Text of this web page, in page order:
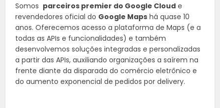
Somos parceiros premier do Google Cloud e
revendedores oficial do Google Maps há quase 10
anos. Oferecemos acesso a plataforma de Maps (e a
todas as APIs e funcionalidades) e também
desenvolvemos soluções integradas e personalizadas
a partir das APIs, auxiliando organizações a saírem na
frente diante da disparada do comércio eletrônico e
do aumento exponencial de pedidos por delivery.